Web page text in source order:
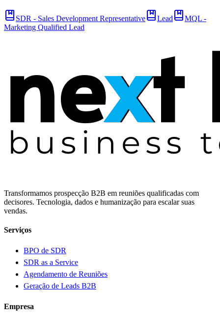
SDR - Sales Development Representative Lead
MQL -
Marketing Qualified Lead
Transformamos prospecção B2B em reuniões qualificadas com
decisores. Tecnologia, dados e humanização para escalar suas
vendas.
Serviços
BPO de SDR
SDR as a Service
Agendamento de Reuniões
Geração de Leads B2B
Empresa